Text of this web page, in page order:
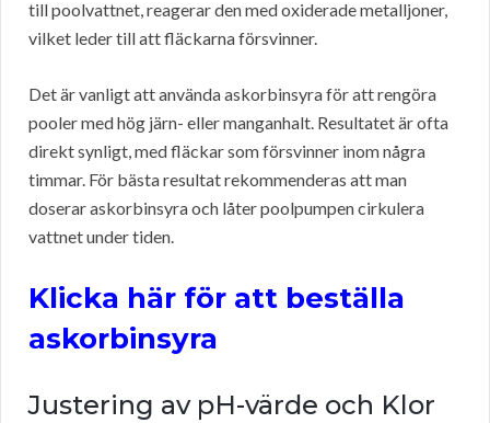
till poolvattnet, reagerar den med oxiderade metalljoner,
vilket leder till att fläckarna försvinner.
Det är vanligt att använda askorbinsyra för att rengöra
pooler med hög järn- eller manganhalt. Resultatet är ofta
direkt synligt, med fläckar som försvinner inom några
timmar. För bästa resultat rekommenderas att man
doserar askorbinsyra och låter poolpumpen cirkulera
vattnet under tiden.
Klicka här för att beställa
askorbinsyra
Justering av pH-värde och Klor